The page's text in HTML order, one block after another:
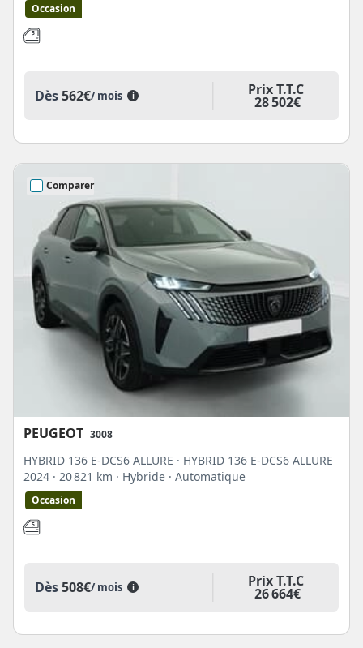
Occasion
Dès562€/ mois i Prix T.T.C
28 502€
Comparer
PEUGEOT 3008
HYBRID 136 E-DCS6 ALLURE · HYBRID 136 E-DCS6 ALLURE
2024 · 20 821 km · Hybride · Automatique
Occasion
Dès508€/ mois i Prix T.T.C
26 664€